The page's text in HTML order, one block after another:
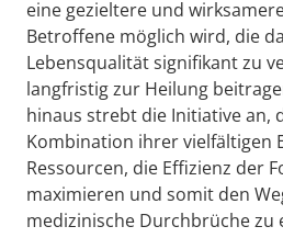
eine gezieltere und
Betroffene möglich wird, die
Lebensqualität signifikant zu
langfristig zur Heilung
hinaus strebt die Initiative an,
Kombination ihrer vielfältigen
Ressourcen, die Effizienz der
maximieren und somit den
medizinische Durchbrüche zu